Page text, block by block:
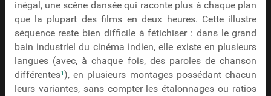
inégal, une scène dansée qui raconte plus à chaque plan
que la plupart des films en deux heures. Cette illustre
séquence reste bien difficile à fétichiser : dans le grand
bain industriel du cinéma indien, elle existe en plusieurs
langues (avec, à chaque fois, des paroles de chanson
différentes¹), en plusieurs montages possédant chacun
leurs variantes, sans compter les étalonnages ou ratios